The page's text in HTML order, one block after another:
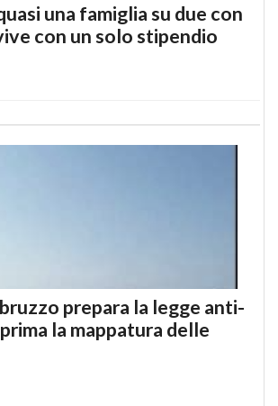
una famiglia su due con
con un solo stipendio
prepara la legge anti-
la mappatura delle